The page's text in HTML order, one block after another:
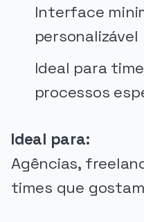
Interface
personalizável
Ideal para
processos
Ideal para:
Agências,
times que